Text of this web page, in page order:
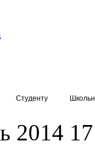
Студенту
2014